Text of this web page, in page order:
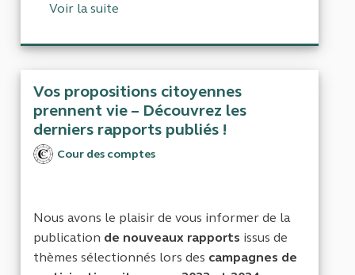
Voir la suite
Vos propositions citoyennes
prennent vie – Découvrez les
derniers rapports publiés !
Cour des comptes
Nous avons le plaisir de vous informer de la
publication de nouveaux rapports issus de
thèmes sélectionnés lors des campagnes de